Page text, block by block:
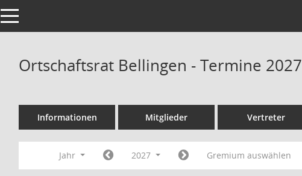
Toggle navigation
Ortschaftsrat Bellingen - Termine 2027
Informationen Mitglieder Vertreter
Jahr 2027 Gremium auswählen